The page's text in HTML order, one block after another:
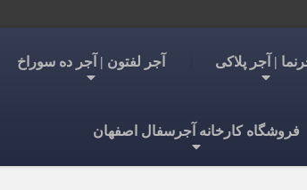
| آجر پلاکی آجر لفتون | آجر ده سوراخ
فروشگاه کارخانه آجرسفال اصفهان